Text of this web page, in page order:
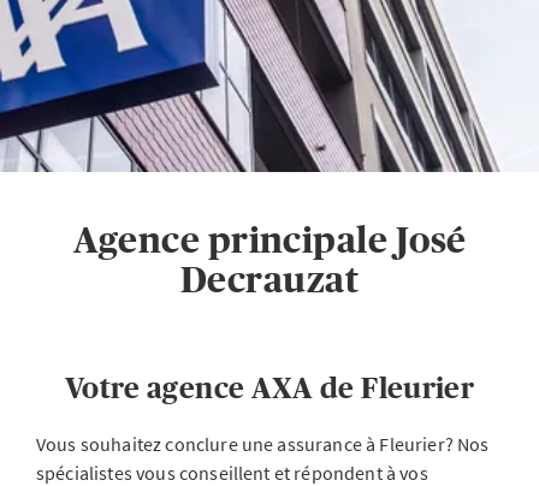
Agence principale José
Decrauzat
Votre agence AXA de Fleurier
Vous souhaitez conclure une assurance à Fleurier? Nos
spécialistes vous conseillent et répondent à vos